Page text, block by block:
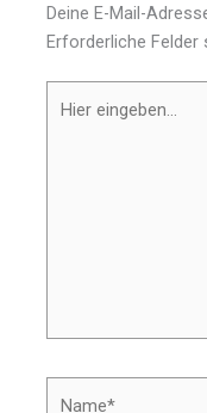
Deine E-Mail-
Erforderliche
eingeben…